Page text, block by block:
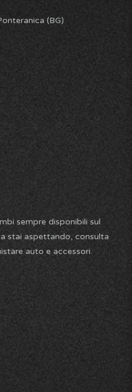
(BG)
sempre disponibili sul
stai aspettando, consulta
auto e accessori.